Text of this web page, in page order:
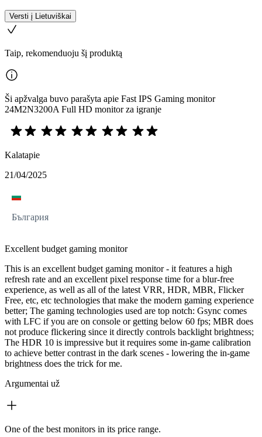
Versti į Lietuviškai
Taip, rekomenduoju šį produktą
Ši apžvalga buvo parašyta apie Fast IPS Gaming monitor
24M2N3200A Full HD monitor za igranje
Kalatapie
21/04/2025
България
Excellent budget gaming monitor
This is an excellent budget gaming monitor - it features a high
refresh rate and an excellent pixel response time for a blur-free
experience, as well as all of the latest VRR, HDR, MBR, Flicker
Free, etc, etc technologies that make the modern gaming experience
better; The gaming technologies used are top notch: Gsync comes
with LFC if you are on console or getting below 60 fps; MBR does
not produce flickering since it directly controls backlight brightness;
The HDR 10 is impressive but it requires some in-game calibration
to achieve better contrast in the dark scenes - lowering the in-game
brightness does the trick for me.
Argumentai už
One of the best monitors in its price range.